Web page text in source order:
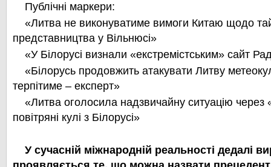
Публічні маркери:
«Литва не виконуватиме вимоги Китаю щодо
представництва у Вільнюсі»
«У Білорусі визнали «екстремістським» сайт
«Білорусь продовжить атакувати Литву
терпітиме – експерт»
«Литва оголосила надзвичайну ситуацію через
повітряні кулі з Білорусі»
У сучасній міжнародній реальності дедалі